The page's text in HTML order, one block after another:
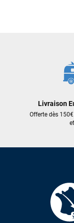
Livraison
Offerte dès